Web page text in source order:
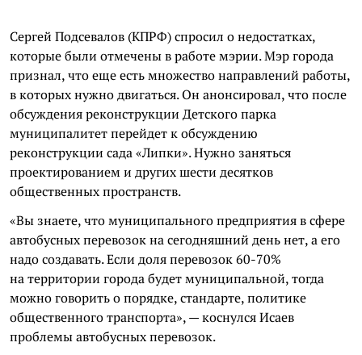
Сергей Подсевалов (КПРФ) спросил о недостатках,
которые были отмечены в работе мэрии. Мэр города
признал, что еще есть множество направлений работы,
в которых нужно двигаться. Он анонсировал, что после
обсуждения реконструкции Детского парка
муниципалитет перейдет к обсуждению
реконструкции сада «Липки». Нужно заняться
проектированием и других шести десятков
общественных пространств.
«Вы знаете, что муниципального предприятия в сфере
автобусных перевозок на сегодняшний день нет, а его
надо создавать. Если доля перевозок 60-70%
на территории города будет муниципальной, тогда
можно говорить о порядке, стандарте, политике
общественного транспорта», — коснулся Исаев
проблемы автобусных перевозок.